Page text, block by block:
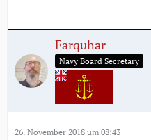
Farquhar
Navy Board Secretary
26. November 2018 um 08:43